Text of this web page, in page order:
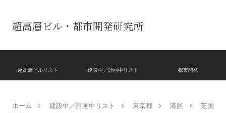
超高層ビル・都市開発研究所
超高層ビルリスト 建設中／計画中リスト 都市開発
ホーム 建設中／計画中リスト 東京都 港区
芝国